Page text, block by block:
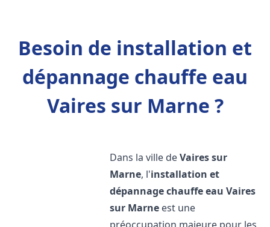
Besoin de installation et
dépannage chauffe eau
Vaires sur Marne ?
Dans la ville deVaires sur
Marne, l'installation et
dépannage chauffe eau Vaires
sur Marne est une